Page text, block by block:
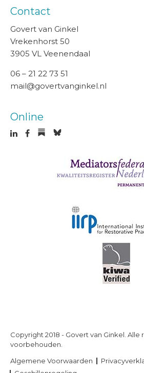
Contact
Govert van Ginkel
Vrekenhorst 50
3905 VL Veenendaal
06 – 21 22 73 51
mail@govertvanginkel.nl
Online
Copyright 2018 - Govert van Ginkel. Alle
voorbehouden.
Algemene Voorwaarden